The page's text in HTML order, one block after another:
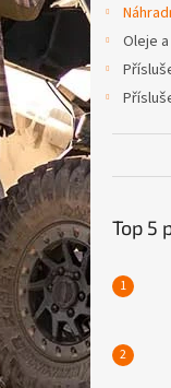
Oleje
Top 5